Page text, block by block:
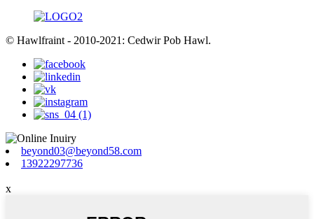
© Hawlfraint - 2010-2021: Cedwir Pob Hawl.
beyond03@beyond58.com
13922297736
x